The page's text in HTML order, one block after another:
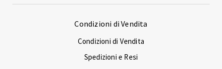
Condizioni di Vendita
Condizioni di Vendita
Spedizioni e Resi